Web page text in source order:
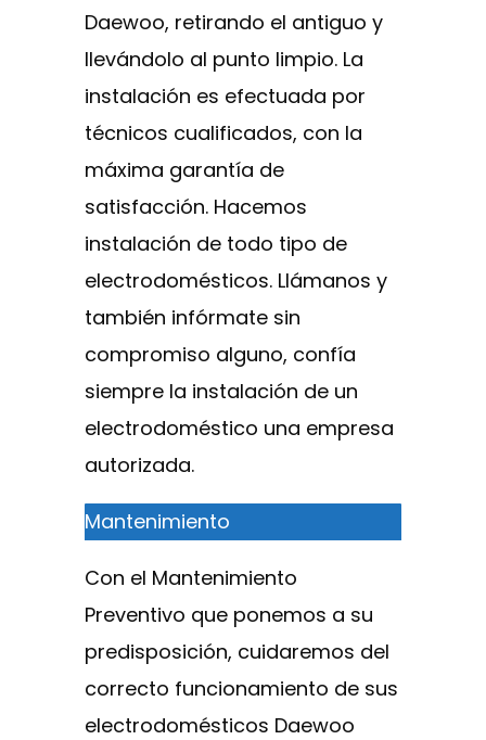
Daewoo, retirando el antiguo y
llevándolo al punto limpio. La
instalación es efectuada por
técnicos cualificados, con la
máxima garantía de
satisfacción. Hacemos
instalación de todo tipo de
electrodomésticos. Llámanos y
también infórmate sin
compromiso alguno, confía
siempre la instalación de un
electrodoméstico una empresa
autorizada.
Mantenimiento
Con el Mantenimiento
Preventivo que ponemos a su
predisposición, cuidaremos del
correcto funcionamiento de sus
electrodomésticos Daewoo